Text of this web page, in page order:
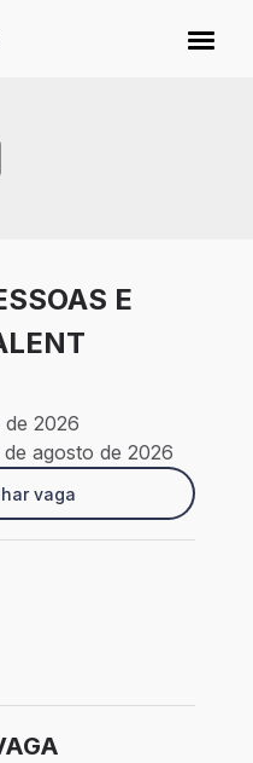
E
2026
agosto de 2026
vaga
- SP